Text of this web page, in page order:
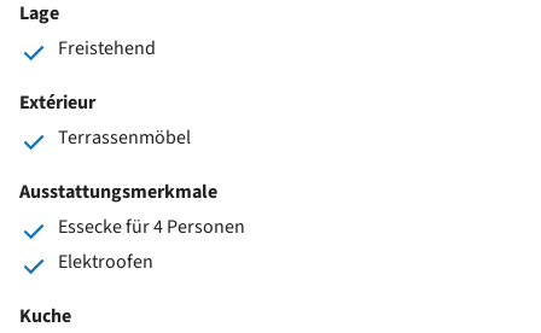
Lage
Freistehend
Extérieur
Terrassenmöbel
Ausstattungsmerkmale
Essecke für 4 Personen
Elektroofen
Kuche